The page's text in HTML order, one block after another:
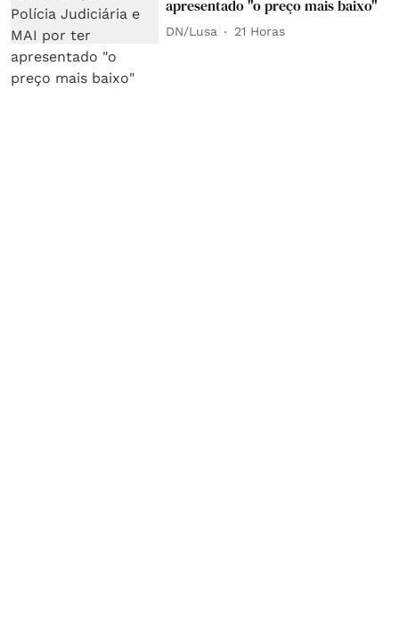
apresentado "o preço mais baixo"
DN/Lusa 21 Horas